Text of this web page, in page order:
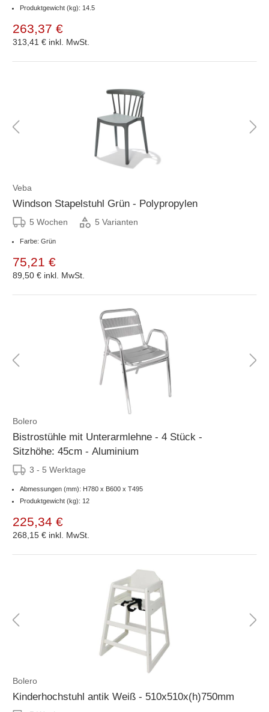
Produktgewicht (kg): 14.5
263,37 €
313,41 € inkl. MwSt.
Veba
Windson Stapelstuhl Grün - Polypropylen
5 Wochen 5 Varianten
Farbe: Grün
75,21 €
89,50 € inkl. MwSt.
Bolero
Bistrostühle mit Unterarmlehne - 4 Stück -
Sitzhöhe: 45cm - Aluminium
3 - 5 Werktage
Abmessungen (mm): H780 x B600 x T495
Produktgewicht (kg): 12
225,34 €
268,15 € inkl. MwSt.
Bolero
Kinderhochstuhl antik Weiß - 510x510x(h)750mm